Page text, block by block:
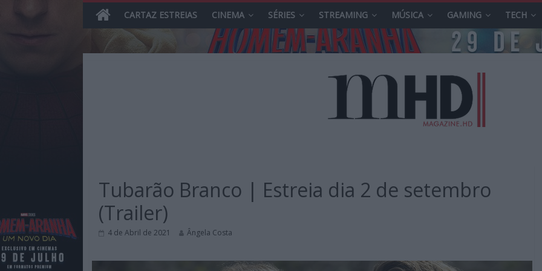
Reviews
sobre
CARTAZ ESTREIAS CINEMA SÉRIES STREAMING MÚSICA GAMING TECH
Tubarão Branco | Estreia dia 2 de setembro
(Trailer)
4 de Abril de 2021 Ângela Costa